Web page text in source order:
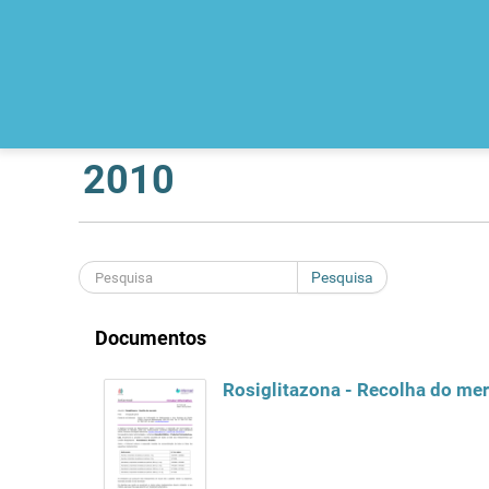
2010
Pesquisa
Documentos
Rosiglitazona - Recolha do